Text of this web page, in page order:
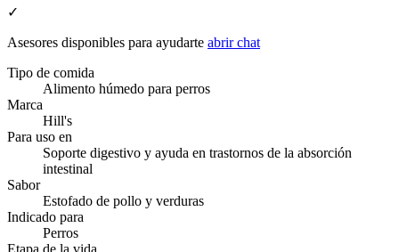
✓
Asesores disponibles para ayudarte abrir chat
Tipo de comida
Alimento húmedo para perros
Marca
Hill's
Para uso en
Soporte digestivo y ayuda en trastornos de la absorción
intestinal
Sabor
Estofado de pollo y verduras
Indicado para
Perros